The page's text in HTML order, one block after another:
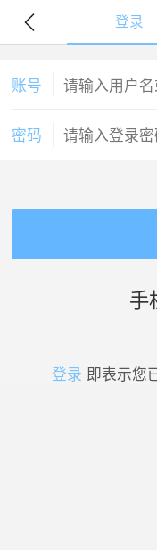
登录
账号
密码
手
登录 即表示您